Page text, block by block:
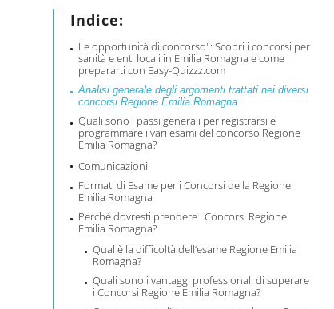
Indice:
Le opportunità di concorso": Scopri i concorsi per
sanità e enti locali in Emilia Romagna e come
prepararti con Easy-Quizzz.com
Analisi generale degli argomenti trattati nei diversi
concorsi Regione Emilia Romagna
Quali sono i passi generali per registrarsi e
programmare i vari esami del concorso Regione
Emilia Romagna?
Comunicazioni
Formati di Esame per i Concorsi della Regione
Emilia Romagna
Perché dovresti prendere i Concorsi Regione
Emilia Romagna?
Qual è la difficoltà dell’esame Regione Emilia
Romagna?
Quali sono i vantaggi professionali di superare
i Concorsi Regione Emilia Romagna?